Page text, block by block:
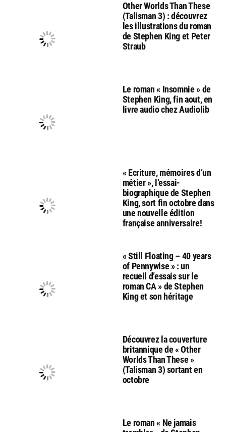
Other Worlds Than These
(Talisman 3) : découvrez
les illustrations du roman
de Stephen King et Peter
Straub
Le roman « Insomnie » de
Stephen King, fin aout, en
livre audio chez Audiolib
« Ecriture, mémoires d’un
métier », l’essai-
biographique de Stephen
King, sort fin octobre dans
une nouvelle édition
française anniversaire!
« Still Floating – 40 years
of Pennywise » : un
recueil d’essais sur le
roman CA » de Stephen
King et son héritage
Découvrez la couverture
britannique de « Other
Worlds Than These »
(Talisman 3) sortant en
octobre
Le roman « Ne jamais